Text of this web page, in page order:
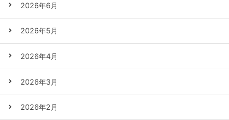
2026年6月
2026年5月
2026年4月
2026年3月
2026年2月